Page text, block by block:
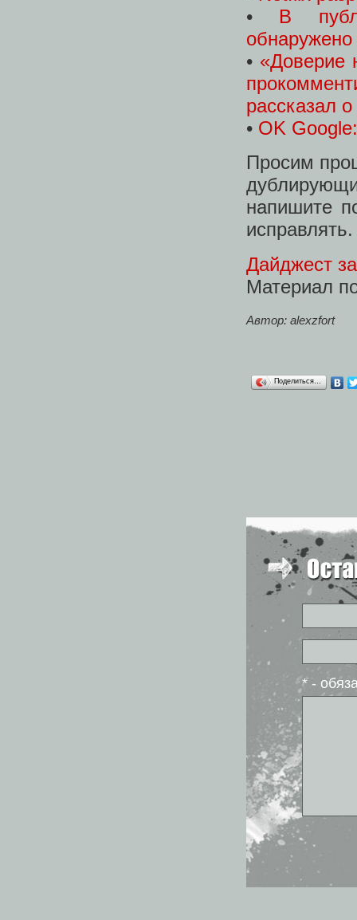
• В
• «Доверие
рассказал
• ОK
Просим
напишите
исправлять.
Дайджест
Материал
Автор: alexzfort
Поделиться…
* -